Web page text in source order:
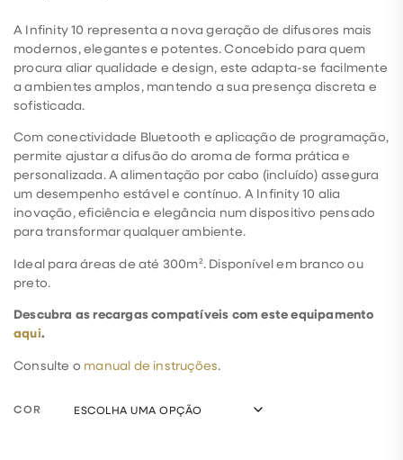
A Infinity 10 representa a nova geração de difusores mais
modernos, elegantes e potentes. Concebido para quem
procura aliar qualidade e design, este adapta-se facilmente
a ambientes amplos, mantendo a sua presença discreta e
sofisticada.
Com conectividade Bluetooth e aplicação de programação,
permite ajustar a difusão do aroma de forma prática e
personalizada. A alimentação por cabo (incluído) assegura
um desempenho estável e contínuo. A Infinity 10 alia
inovação, eficiência e elegância num dispositivo pensado
para transformar qualquer ambiente.
Ideal para áreas de até 300m². Disponível em branco ou
preto.
Descubra as recargas compatíveis com este equipamento
aqui.
Consulte o manual de instruções.
COR